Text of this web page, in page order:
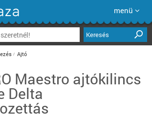
menü
Keresés
Ajtó
Maestro ajtókilincs
Delta